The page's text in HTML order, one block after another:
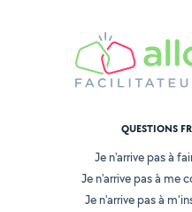
QUESTIONS
Je n'arrive pas à
Je n'arrive pas à me
Je n'arrive pas à